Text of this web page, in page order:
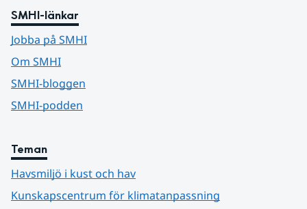
SMHI-länkar
Jobba på SMHI
Om SMHI
SMHI-bloggen
SMHI-podden
Teman
Havsmiljö i kust och hav
Kunskapscentrum för klimatanpassning